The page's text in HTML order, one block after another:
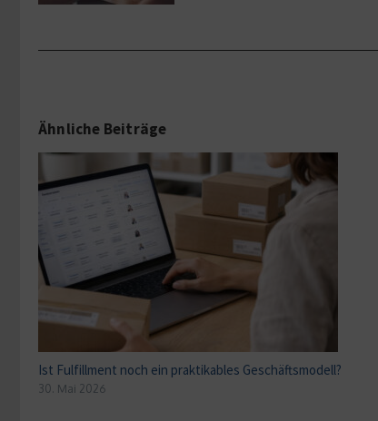
Ähnliche Beiträge
Ist Fulfillment noch ein praktikables Geschäftsmodell?
30. Mai 2026